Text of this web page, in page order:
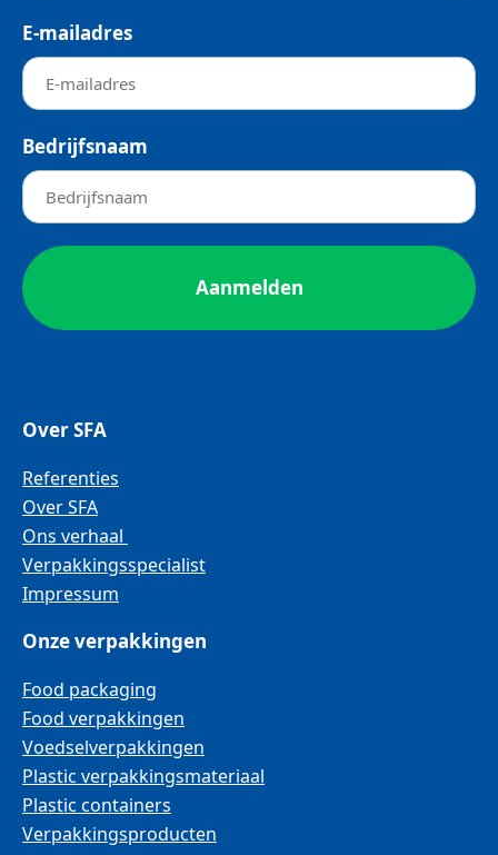
E-mailadres
Bedrijfsnaam
Over SFA
Referenties
Over SFA
Ons verhaal
Verpakkingsspecialist
Impressum
Onze verpakkingen
Food packaging
Food verpakkingen
Voedselverpakkingen
Plastic verpakkingsmateriaal
Plastic containers
Verpakkingsproducten